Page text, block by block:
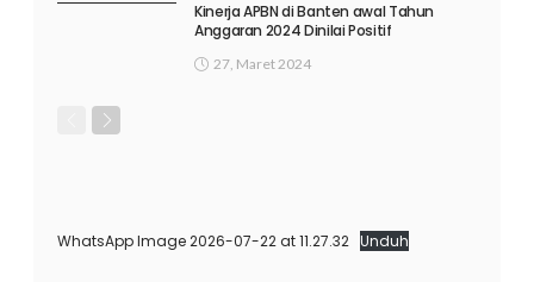
Kinerja APBN di Banten awal Tahun
Anggaran 2024 Dinilai Positif
27, Maret 2024
WhatsApp Image 2026-07-22 at 11.27.32 Unduh